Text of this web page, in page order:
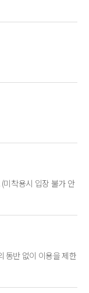
미착용시 입장 불가 안
동반 없이 이용을 제한